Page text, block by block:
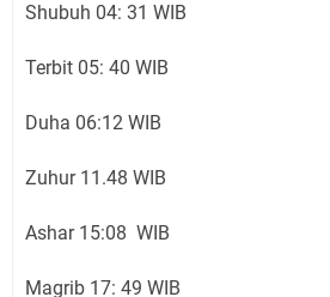
Shubuh 04: 31 WIB
Terbit 05: 40 WIB
Duha 06:12 WIB
Zuhur 11.48 WIB
Ashar 15:08 WIB
Magrib 17: 49 WIB